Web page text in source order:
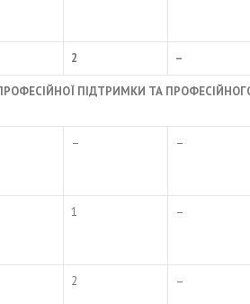
2 –
ПІДТРИМКИ ТА
– –
1 –
2 –